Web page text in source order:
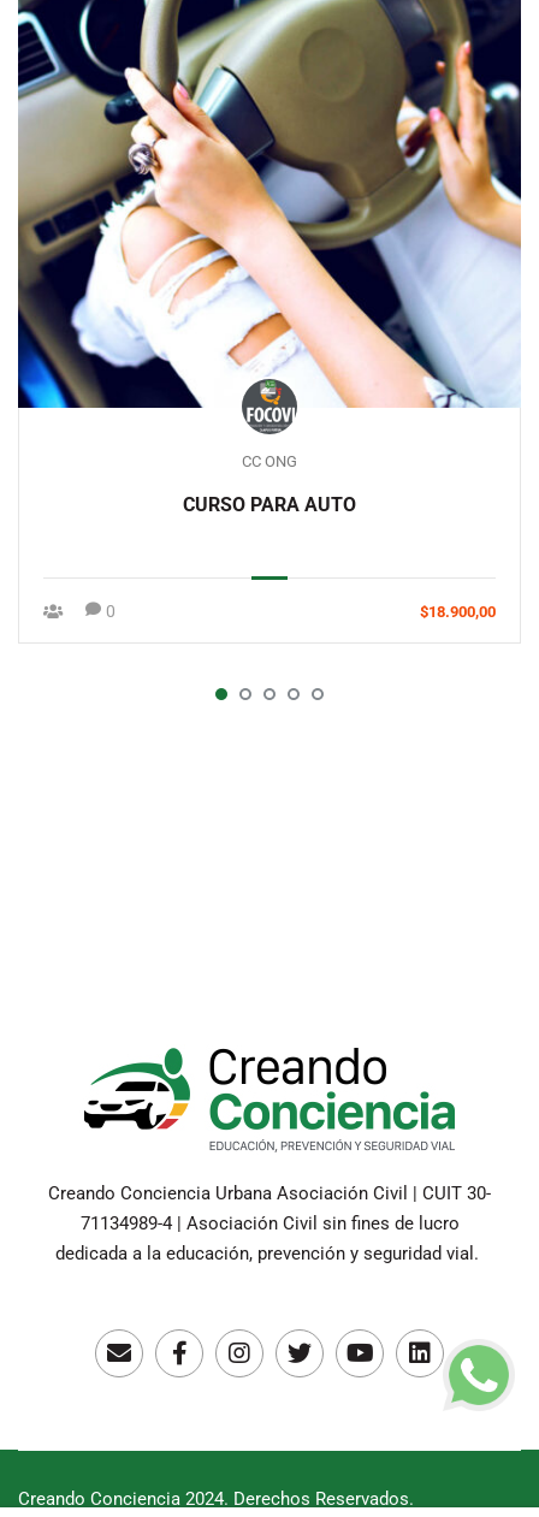
CC ONG
CURSO PARA AUTO
0 $18.900,00
Creando Conciencia Urbana Asociación Civil | CUIT 30-
71134989-4 | Asociación Civil sin fines de lucro
dedicada a la educación, prevención y seguridad vial.
Creando Conciencia 2024. Derechos Reservados.